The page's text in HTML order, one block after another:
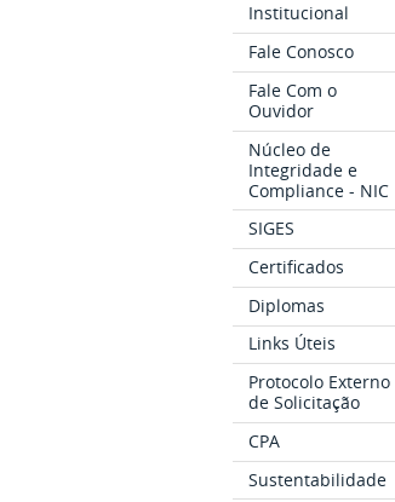
Institucional
Fale Conosco
Fale Com o
Ouvidor
Núcleo de
Integridade e
Compliance - NIC
SIGES
Certificados
Diplomas
Links Úteis
Protocolo Externo
de Solicitação
CPA
Sustentabilidade